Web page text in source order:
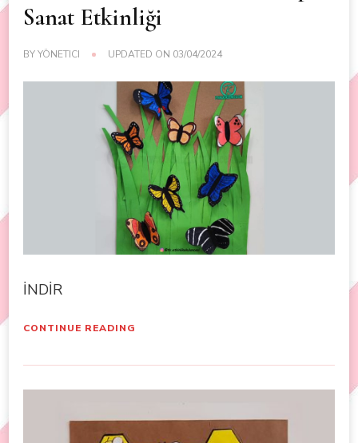
Sanat Etkinliği
BYYÖNETICI UPDATED ON 03/04/2024
İNDİR
CONTINUE READING